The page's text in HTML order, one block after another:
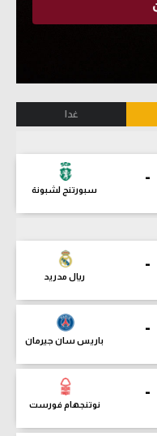
غدا
-
سبورتنج لشبونة
-
ريال مدريد
-
باريس سان جيرمان
-
نوتنجهام فورست